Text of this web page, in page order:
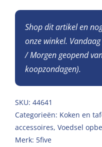
Shop dit artikel en
onze winkel.
/ Morgen geopend
koopzondagen).
SKU: 44641
Categorieën: Koken en
accessoires, Voedsel
Merk: 5five